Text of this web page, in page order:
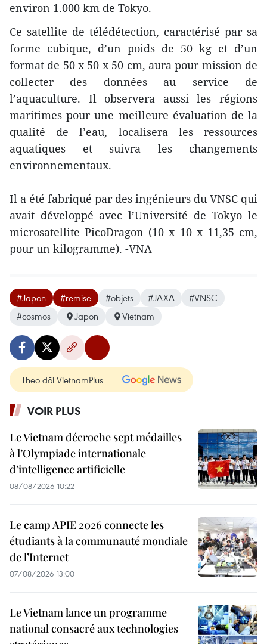
environ 1.000 km de Tokyo.
Ce satellite de télédétection, caractérisé par sa
forme cubique, d’un poids de 50 kg et d’un
format de 50 x 50 x 50 cm, aura pour mission de
collecter des données au service de
l’aquaculture. Il observera aussi les régions
maritimes pour une meilleure évaluation de la
qualité de l’eau, localisera les ressources
aquatiques et suivra les changements
environnementaux.
Il a été fabriqué par des ingénieurs du VNSC qui
avait développé avec l’Université de Tokyo le
microsatellite PicoDragon (10 x 10 x 11,35 cm,
pour un kilogramme). -VNA
#Japon #remise #objets #JAXA
#VNSC
#cosmos
Japon Vietnam
Theo dõi VietnamPlus
VOIR PLUS
Le Vietnam décroche sept médailles
à l’Olympiade internationale
d’intelligence artificielle
08/08/2026 10:22
Le camp APIE 2026 connecte les
étudiants à la communauté mondiale
de l’Internet
07/08/2026 13:00
Le Vietnam lance un programme
national consacré aux technologies